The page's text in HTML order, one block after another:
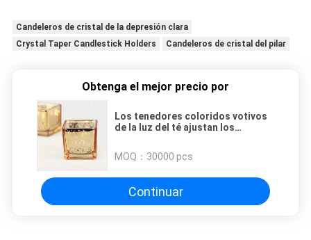
Candeleros de cristal de la depresión clara
Crystal Taper Candlestick Holders
Candeleros de cristal del pilar
Obtenga el mejor precio por
Los tenedores coloridos votivos
de la luz del té ajustan los
Tea Light Candle
MOQ： 30000 pcs
Continuar